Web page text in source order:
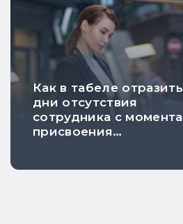
недели
Как в табеле отразить
дни отсутствия
сотрудника с момента
присвоения